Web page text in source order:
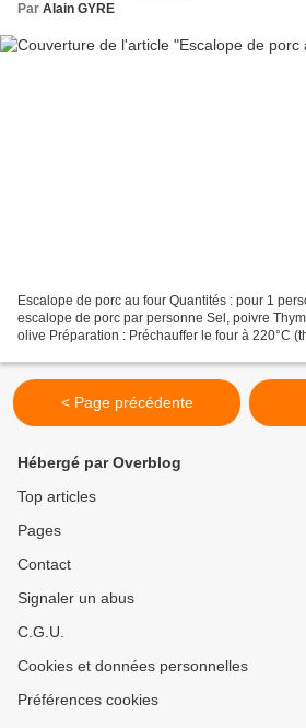
Par Alain GYRE
Escalope de porc au four Quantités : pour 1
escalope de porc par personne Sel, poivre
olive Préparation : Préchauffer le four à 220°C
< Page précédente
Hébergé par Overblog
Top articles
Pages
Contact
Signaler un abus
C.G.U.
Cookies et données personnelles
Préférences cookies